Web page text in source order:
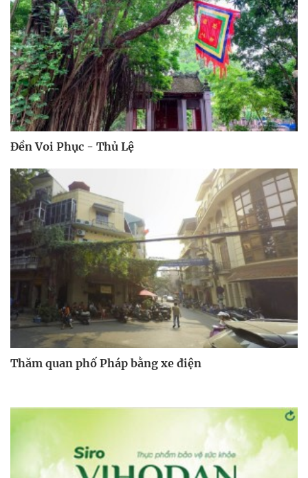
Đền Voi Phục - Thủ Lệ
Thăm quan phố Pháp bằng xe điện